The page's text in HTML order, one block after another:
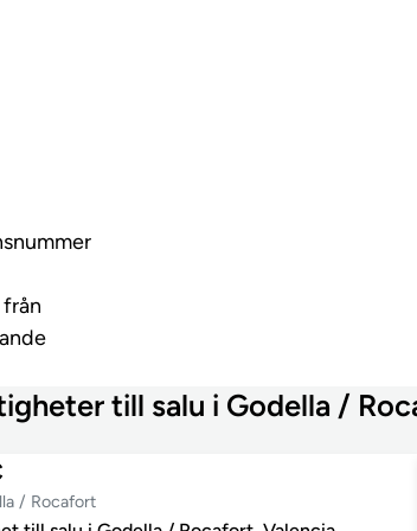
till salu i Godella /
/ Rocafort